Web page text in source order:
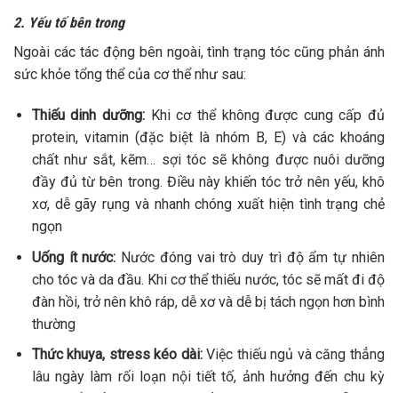
2. Yếu tố bên trong
Ngoài các tác động bên ngoài, tình trạng tóc cũng phản ánh
sức khỏe tổng thể của cơ thể như sau:
Thiếu dinh dưỡng: Khi cơ thể không được cung cấp đủ
protein, vitamin (đặc biệt là nhóm B, E) và các khoáng
chất như sắt, kẽm… sợi tóc sẽ không được nuôi dưỡng
đầy đủ từ bên trong. Điều này khiến tóc trở nên yếu, khô
xơ, dễ gãy rụng và nhanh chóng xuất hiện tình trạng chẻ
ngọn
Uống ít nước: Nước đóng vai trò duy trì độ ẩm tự nhiên
cho tóc và da đầu. Khi cơ thể thiếu nước, tóc sẽ mất đi độ
đàn hồi, trở nên khô ráp, dễ xơ và dễ bị tách ngọn hơn bình
thường
Thức khuya, stress kéo dài:Việc thiếu ngủ và căng thẳng
lâu ngày làm rối loạn nội tiết tố, ảnh hưởng đến chu kỳ